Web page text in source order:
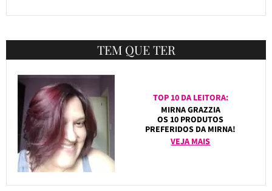
TEM QUE TER
TOP 10 DA LEITORA:
MIRNA GRAZZIA
OS 10 PRODUTOS
PREFERIDOS DA MIRNA!
VEJA MAIS